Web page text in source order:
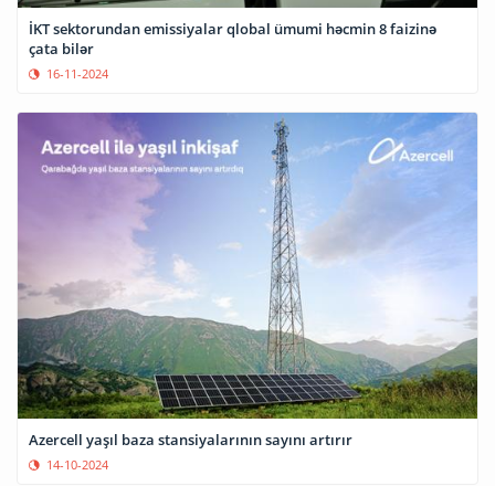
İKT sektorundan emissiyalar qlobal ümumi həcmin 8 faizinə
çata bilər
16-11-2024
Azercell yaşıl baza stansiyalarının sayını artırır
14-10-2024